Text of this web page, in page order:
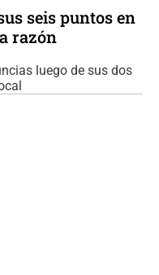
seis puntos en
razón
luego de sus dos